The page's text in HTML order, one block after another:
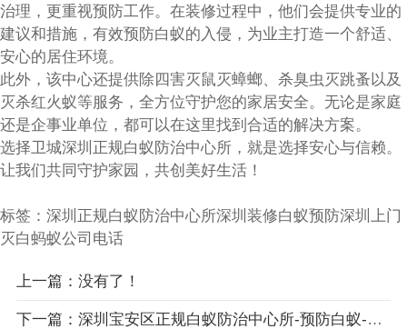
治理，更重视预防工作。在装修过程中，他们会提供专业的
建议和措施，有效预防白蚁的入侵，为业主打造一个舒适、
安心的居住环境。
此外，该中心还提供除四害灭鼠灭蟑螂、杀臭虫灭跳蚤以及
灭杀红火蚁等服务，全方位守护您的家居安全。无论是家庭
还是企事业单位，都可以在这里找到合适的解决方案。
选择卫城深圳正规白蚁防治中心所，就是选择安心与信赖。
让我们共同守护家园，共创美好生活！
标签： 深圳正规白蚁防治中心所深圳装修白蚁预防深圳上门
灭白蚂蚁公司电话
上一篇：没有了！
下一篇：深圳宝安区正规白蚁防治中心所-预防白蚁-卫城深圳宝安区上门灭除蚂蚁公司机构电话